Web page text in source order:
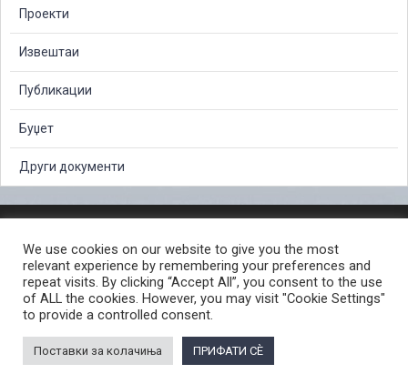
Проекти
Извештаи
Публикации
Буџет
Други документи
СЛОБОДЕН ПРИСТАП ДО ИНФОРМАЦИИ ОД ЈАВЕН КАРАКТЕР
ПОСТАПКА ЗА ПРИЈАВА НА КРИВИЧНО ДЕЛО
КОРИСНИ ЛИНКОВИ
ПОЛИТИКА ЗА ПРИВАТНОСТ ВЕБ СТРАНИЦА
© 2026 ЈАВНО ОБВИНИТЕЛСТВО НА РЕПУБЛИКА СЕВЕРНА МАКЕДОНИЈА •
We use cookies on our website to give you the most
relevant experience by remembering your preferences and
repeat visits. By clicking “Accept All”, you consent to the use
of ALL the cookies. However, you may visit "Cookie Settings"
to provide a controlled consent.
Поставки за колачиња ПРИФАТИ СÈ